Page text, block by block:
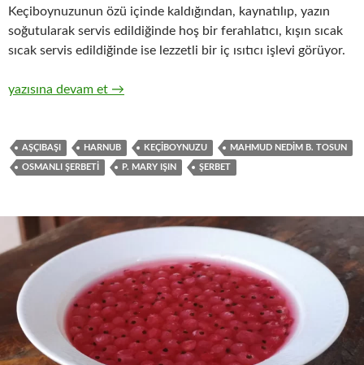
Keçiboynuzunun özü içinde kaldığından, kaynatılıp, yazın
soğutularak servis edildiğinde hoş bir ferahlatıcı, kışın sıcak
sıcak servis edildiğinde ise lezzetli bir iç ısıtıcı işlevi görüyor.
Keçiboynuzu – Harnub Şerbeti
yazısına devam et →
AŞÇIBAŞI HARNUB KEÇIBOYNUZU MAHMUD NEDIM B. TOSUN
OSMANLI ŞERBETI P. MARY IŞIN ŞERBET